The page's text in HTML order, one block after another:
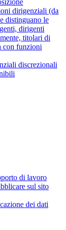
dirigenziali (da
distinguano le
dirigenti
titolari di
con funzioni
discrezionali
di lavoro
sul sito
dei dati